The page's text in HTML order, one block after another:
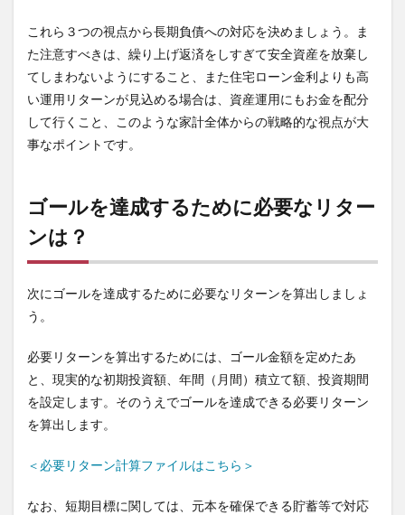
これら３つの視点から長期負債への対応を決めましょう。ま
た注意すべきは、繰り上げ返済をしすぎて安全資産を放棄し
てしまわないようにすること、また住宅ローン金利よりも高
い運用リターンが見込める場合は、資産運用にもお金を配分
して行くこと、このような家計全体からの戦略的な視点が大
事なポイントです。
ゴールを達成するために必要なリター
ンは？
次にゴールを達成するために必要なリターンを算出しましょ
う。
必要リターンを算出するためには、ゴール金額を定めたあ
と、現実的な初期投資額、年間（月間）積立て額、投資期間
を設定します。そのうえでゴールを達成できる必要リターン
を算出します。
＜必要リターン計算ファイルはこちら＞
なお、短期目標に関しては、元本を確保できる貯蓄等で対応